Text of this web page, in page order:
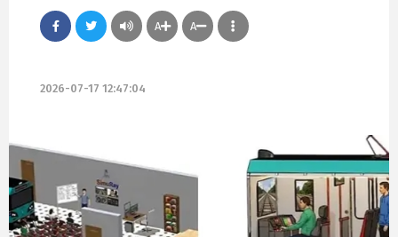
A A
2026-07-17 12:47:04